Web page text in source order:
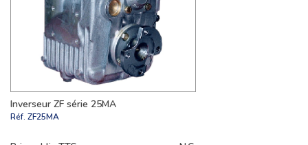
Inverseur ZF série 25MA
Réf. ZF25MA